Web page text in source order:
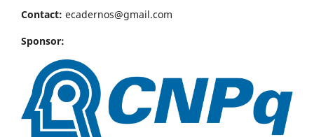
Contact: ecadernos@gmail.com
Sponsor: